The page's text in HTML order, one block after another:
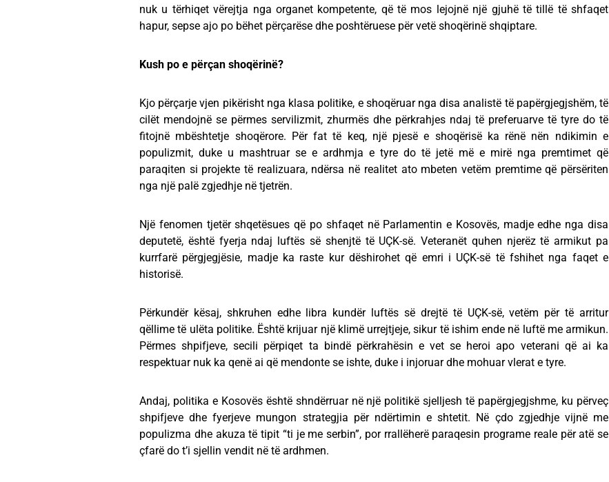
nuk u tërhiqet vërejtja nga organet kompetente, që të mos lejojnë një gjuhë të tillë të shfaqet
hapur, sepse ajo po bëhet përçarëse dhe poshtëruese për vetë shoqërinë shqiptare.
Kush po e përçan shoqërinë?
Kjo përçarje vjen pikërisht nga klasa politike, e shoqëruar nga disa analistë të papërgjegjshëm, të
cilët mendojnë se përmes servilizmit, zhurmës dhe përkrahjes ndaj të preferuarve të tyre do të
fitojnë mbështetje shoqërore. Për fat të keq, një pjesë e shoqërisë ka rënë nën ndikimin e
populizmit, duke u mashtruar se e ardhmja e tyre do të jetë më e mirë nga premtimet që
paraqiten si projekte të realizuara, ndërsa në realitet ato mbeten vetëm premtime që përsëriten
nga një palë zgjedhje në tjetrën.
Një fenomen tjetër shqetësues që po shfaqet në Parlamentin e Kosovës, madje edhe nga disa
deputetë, është fyerja ndaj luftës së shenjtë të UÇK-së. Veteranët quhen njerëz të armikut pa
kurrfarë përgjegjësie, madje ka raste kur dëshirohet që emri i UÇK-së të fshihet nga faqet e
historisë.
Përkundër kësaj, shkruhen edhe libra kundër luftës së drejtë të UÇK-së, vetëm për të arritur
qëllime të ulëta politike. Është krijuar një klimë urrejtjeje, sikur të ishim ende në luftë me armikun.
Përmes shpifjeve, secili përpiqet ta bindë përkrahësin e vet se heroi apo veterani që ai ka
respektuar nuk ka qenë ai që mendonte se ishte, duke i injoruar dhe mohuar vlerat e tyre.
Andaj, politika e Kosovës është shndërruar në një politikë sjelljesh të papërgjegjshme, ku përveç
shpifjeve dhe fyerjeve mungon strategjia për ndërtimin e shtetit. Në çdo zgjedhje vijnë me
populizma dhe akuza të tipit “ti je me serbin”, por rrallëherë paraqesin programe reale për atë se
çfarë do t’i sjellin vendit në të ardhmen.